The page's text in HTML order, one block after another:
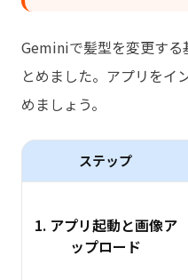
Geminiで髪型を変更する
とめました。アプリをイ
めましょう。
ステップ
1. アプリ起動と画像ア
ップロード